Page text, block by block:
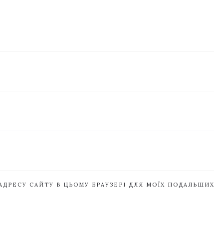
САЙТУ В ЦЬОМУ БРАУЗЕРІ ДЛЯ МОЇХ ПОДАЛЬШИХ